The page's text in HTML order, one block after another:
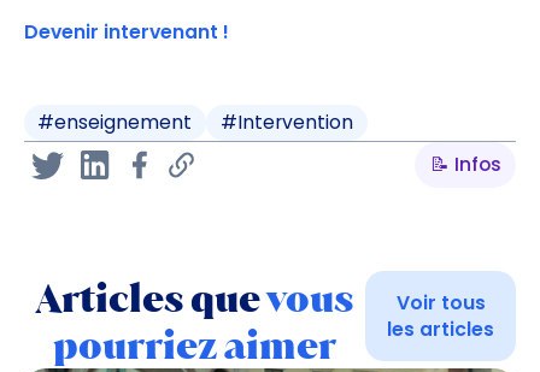
Devenir intervenant !
#enseignement #Intervention
📝 Infos
Articles quevous
pourriez aimer
Voir tous
les articles